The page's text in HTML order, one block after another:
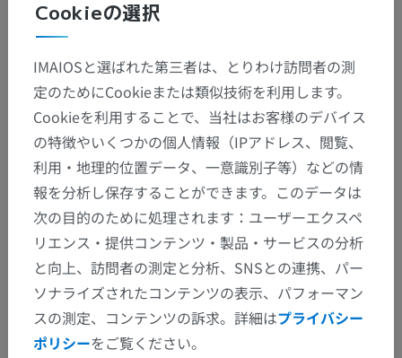
The free encyclopedia. (2004, July 22). FL: Wikimedia Foundation, Inc.
ギャラリー
Cookieの選択
IMAIOSと選ばれた第三者は、とりわけ訪問者の測
定のためにCookieまたは類似技術を利用します。
Cookieを利用することで、当社はお客様のデバイス
の特徴やいくつかの個人情報（IPアドレス、閲覧、
利用・地理的位置データ、一意識別子等）などの情
報を分析し保存することができます。このデータは
次の目的のために処理されます：ユーザーエクスペ
リエンス・提供コンテンツ・製品・サービスの分析
と向上、訪問者の測定と分析、SNSとの連携、パー
ソナライズされたコンテンツの表示、パフォーマン
スの測定、コンテンツの訴求。詳細はプライバシー
ポリシーをご覧ください。